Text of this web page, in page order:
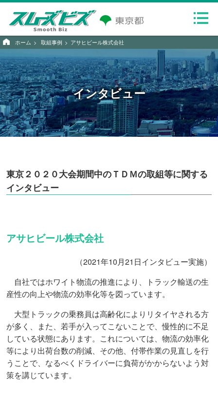
ホーム 取組事例 アサヒビール株式会社
インタビュー
東京２０２０大会期間中のＴＤＭの取組等に関する
インタビュー
アサヒビール株式会社
（2021年10月21日インタビュー実施）
自社ではホワイト物流の推進により、トラック輸送の生
産性の向上や物流の効率化等を図っています。
大型トラックの乗務員は高齢化によりリタイヤされる方
が多く、また、若手が入ってこないことで、慢性的に不足
している状態にあります。これについては、物流の効率化
等により出荷台数の削減、その他、付帯作業の見直しを行
うことで、なるべくドライバーに負荷がかからないよう対
策を講じています。